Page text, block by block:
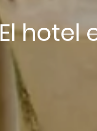
El hotel